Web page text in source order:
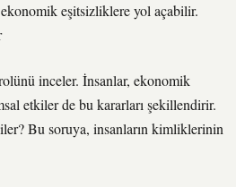
eşitsizliklere yol açabilir.
inceler. İnsanlar, ekonomik
etkiler de bu kararları şekillendirir.
Bu soruya, insanların kimliklerinin